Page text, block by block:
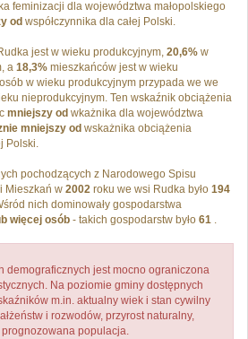
feminizacji dla województwa małopolskiego
od współczynnika dla całej Polski.
jest w wieku produkcyjnym, 20,6% w
a 18,3% mieszkańców jest w wieku
w wieku produkcyjnym przypada we we
nieprodukcyjnym. Ten wskaźnik obciążenia
mniejszy od wkażnika dla województwa
mniejszy od wskażnika obciążenia
Polski.
pochodzących z Narodowego Spisu
Mieszkań w 2002 roku we wsi Rudka było 194
nich dominowały gospodarstwa
więcej osób - takich gospodarstw było 61 .
demograficznych jest mocno ograniczona
Na poziomie gminy dostępnych
m.in. aktualny wiek i stan cywilny
i rozwodów, przyrost naturalny,
populacja.